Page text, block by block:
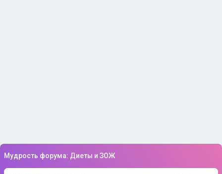
Мудрость форума: Диеты и ЗОЖ